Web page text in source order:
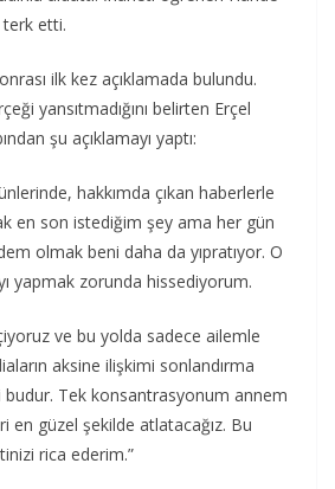
terk etti.
ilk kez açıklamada bulundu.
yansıtmadığını belirten Erçel
şu açıklamayı yaptı:
hakkımda çıkan haberlerle
en son istediğim şey ama her gün
olmak beni daha da yıpratıyor. O
yapmak zorunda hissediyorum.
ve bu yolda sadece ailemle
aksine ilişkimi sonlandırma
budur. Tek konsantrasyonum annem
en güzel şekilde atlatacağız. Bu
rica ederim.”